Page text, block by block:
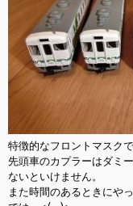
特徴的なフロントマスクで
先頭車のカプラーはダミ
ないといけません。
また時間のあるときにや